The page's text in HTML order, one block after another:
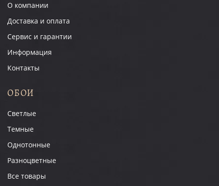
О компании
Доставка и оплата
Сервис и гарантии
Информация
Контакты
ОБОИ
Светлые
Темные
Однотонные
Разноцветные
Все товары